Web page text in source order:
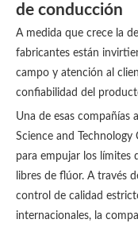
de conducción
A medida que crece la
fabricantes están
campo y atención al
confiabilidad del
Una de esas compañías
Science and Technology
para empujar los límites
libres de flúor. A través
control de calidad
internacionales, la